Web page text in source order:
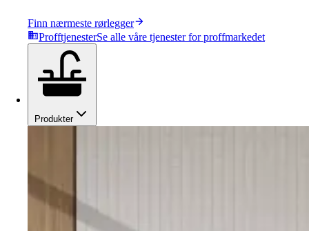
Finn nærmeste rørlegger
ProfftjenesterSe alle våre tjenester for proffmarkedet
Produkter